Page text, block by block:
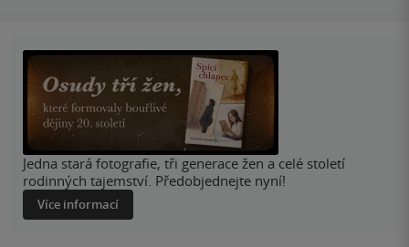
Jedna stará fotografie, tři generace žen a celé století
rodinných tajemství. Předobjednejte nyní!
Více informací